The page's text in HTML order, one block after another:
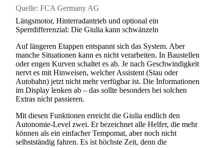
Quelle: FCA Germany AG
Längsmotor, Hinterradantrieb und optional ein
Sperrdifferenzial: Die Giulia kann schwänzeln
Auf längeren Etappen entspannt sich das System. Aber
manche Situationen kann es nicht verarbeiten. In Baustellen
oder engen Kurven schaltet es ab. Je nach Geschwindigkeit
nervt es mit Hinweisen, welcher Assistent (Stau oder
Autobahn) jetzt nicht mehr verfügbar ist. Die Informationen
im Display lenken ab – das sollte besonders bei solchen
Extras nicht passieren.
Mit diesen Funktionen erreicht die Giulia endlich den
Autonomie-Level zwei. Er bezeichnet alle Helfer, die mehr
können als ein einfacher Tempomat, aber noch nicht
selbstständig fahren. Es ist höchste Zeit, denn die